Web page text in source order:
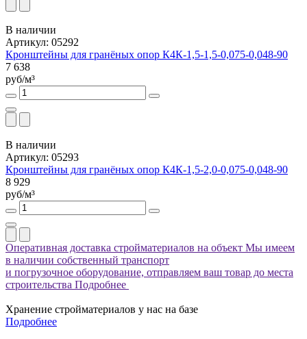
В наличии
Артикул: 05292
Кронштейны для гранёных опор К4К-1,5-1,5-0,075-0,048-90
7 638
руб/м³
В наличии
Артикул: 05293
Кронштейны для гранёных опор К4К-1,5-2,0-0,075-0,048-90
8 929
руб/м³
Оперативная доставка стройматериалов на объект Мы имеем
в наличии собственный транспорт
и погрузочное оборудование, отправляем ваш товар до места
строительства Подробнее
Хранение стройматериалов у нас на базе
Подробнее